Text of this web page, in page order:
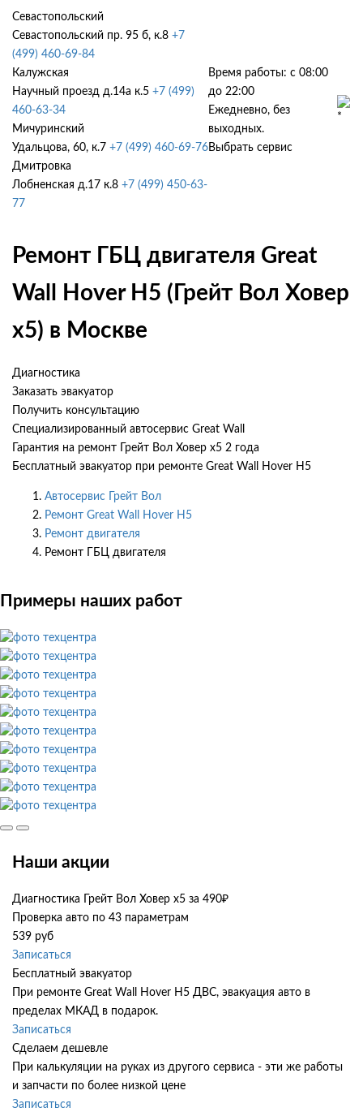
Севастопольский
Севастопольский пр. 95 б, к.8 +7
(499) 460-69-84
Калужская
Научный проезд д.14а к.5 +7 (499)
460-63-34
Мичуринский
Удальцова, 60, к.7 +7 (499) 460-69-76
Дмитровка
Лобненская д.17 к.8 +7 (499) 450-63-
77
Время работы: с 08:00
до 22:00
Ежедневно, без
выходных.
Выбрать сервис
Ремонт ГБЦ двигателя Great
Wall Hover H5 (Грейт Вол Ховер
х5) в Москве
Диагностика
Заказать эвакуатор
Получить консультацию
Специализированный автосервис Great Wall
Гарантия на ремонт Грейт Вол Ховер х5 2 года
Бесплатный эвакуатор при ремонте Great Wall Hover H5
Автосервис Грейт Вол
Ремонт Great Wall Hover H5
Ремонт двигателя
Ремонт ГБЦ двигателя
Примеры наших работ
Наши акции
Диагностика Грейт Вол Ховер х5 за 490₽
Проверка авто по 43 параметрам
539 руб
Записаться
Бесплатный эвакуатор
При ремонте Great Wall Hover H5 ДВС, эвакуация авто в
пределах МКАД в подарок.
Записаться
Сделаем дешевле
При калькуляции на руках из другого сервиса - эти же работы
и запчасти по более низкой цене
Записаться